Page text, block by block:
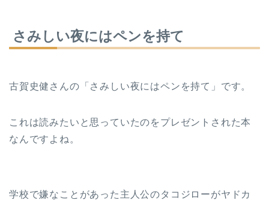
さみしい夜にはペンを持て
古賀史健さんの「さみしい夜にはペンを持て」です。
これは読みたいと思っていたのをプレゼントされた本
なんですよね。
学校で嫌なことがあった主人公のタコジローがヤドカ